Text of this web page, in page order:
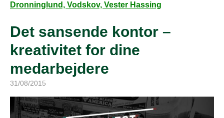
Dronninglund, Vodskov, Vester Hassing
Det sansende kontor –
kreativitet for dine
medarbejdere
31/08/2015